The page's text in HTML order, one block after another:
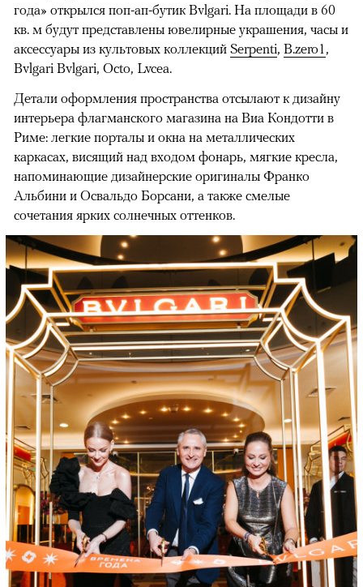
года» открылся поп-ап-бутик Bvlgari. На площади в 60
кв. м будут представлены ювелирные украшения, часы и
аксессуары из культовых коллекций Serpenti, B.zero1,
Bvlgari Bvlgari, Octo, Lvcea.
Детали оформления пространства отсылают к дизайну
интерьера флагманского магазина на Виа Кондотти в
Риме: легкие порталы и окна на металлических
каркасах, висящий над входом фонарь, мягкие кресла,
напоминающие дизайнерские оригиналы Франко
Альбини и Освальдо Борсани, а также смелые
сочетания ярких солнечных оттенков.